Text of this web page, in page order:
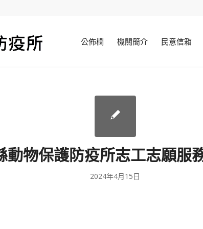
公佈欄 機關簡介 民意信箱
動物保護防疫所志工志願服
2024年4月15日